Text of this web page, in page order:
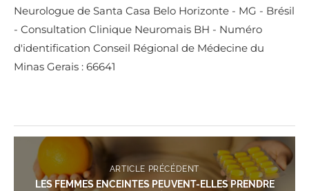
Neurologue de Santa Casa Belo Horizonte - MG - Brésil
- Consultation Clinique Neuromais BH - Numéro
d'identification Conseil Régional de Médecine du
Minas Gerais : 66641
ARTICLE PRÉCÉDENT
LES FEMMES ENCEINTES PEUVENT-ELLES PRENDRE